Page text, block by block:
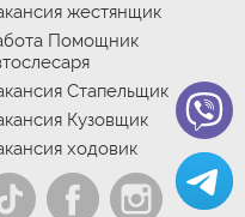
жестянщик
Помощник
Стапельщик
Кузовщик
ходовик